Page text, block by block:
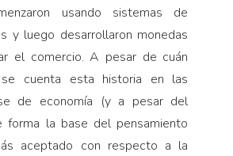
usando sistemas de
y luego desarrollaron monedas
el comercio. A pesar de cuán
se cuenta esta historia en las
de economía (y a pesar del
forma la base del pensamiento
aceptado con respecto a la